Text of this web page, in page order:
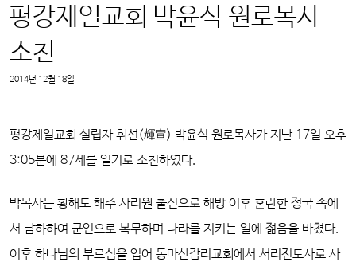
평강제일교회 박윤식 원로목사
소천
2014년 12월 18일
평강제일교회 설립자 휘선(輝宣) 박윤식 원로목사가 지난 17일 오후
3:05분에 87세를 일기로 소천하였다.
박목사는 황해도 해주 사리원 출신으로 해방 이후 혼란한 정국 속에
서 남하하여 군인으로 복무하며 나라를 지키는 일에 젊음을 바쳤다.
이후 하나님의 부르심을 입어 동마산감리교회에서 서리전도사로 사